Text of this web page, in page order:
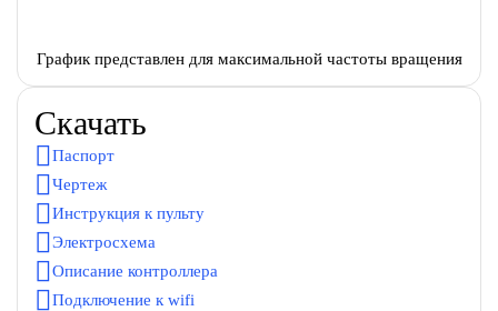
График представлен для максимальной частоты вращения
Скачать
Паспорт
Чертеж
Инструкция к пульту
Электросхема
Описание контроллера
Подключение к wifi